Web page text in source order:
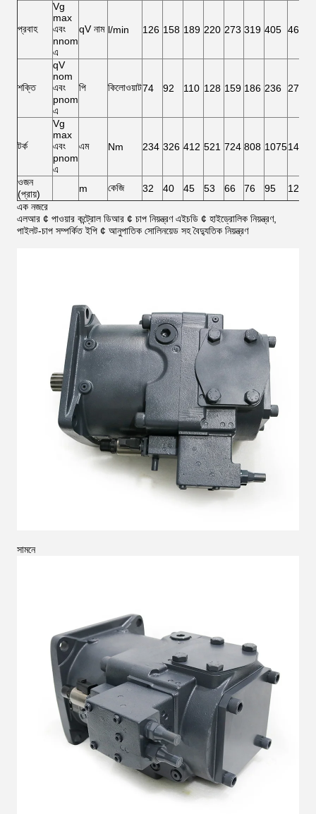
প্রবাহ
Vg
max
এবং
nnom
এ
qV নাম l/min 126 158 189 220 273 319 405 468
শক্তি
qV
nom
এবং
pnom
এ
পি কিলোওয়াট74 92 110 128 159 186 236 273
টর্ক
Vg
max
এবং
pnom
এ
এম Nm 234 326 412 521 724 808 10751448
ওজন
(প্রায়)
m কেজি 32 40 45 53 66 76 95 125
এক নজরে
এলআর ¢ পাওয়ার কন্ট্রোল ডিআর ¢ চাপ নিয়ন্ত্রণ এইচডি ¢ হাইড্রোলিক নিয়ন্ত্রণ,
পাইলট-চাপ সম্পর্কিত ইপি ¢ আনুপাতিক সোলিনয়েড সহ বৈদ্যুতিক নিয়ন্ত্রণ
সামনে